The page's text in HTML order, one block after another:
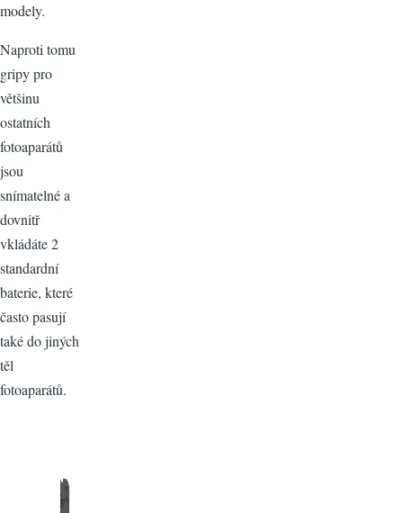
modely.
Naproti tomu
gripy pro
většinu
ostatních
fotoaparátů
jsou
snímatelné a
dovnitř
vkládáte 2
standardní
baterie, které
často pasují
také do jiných
těl
fotoaparátů.